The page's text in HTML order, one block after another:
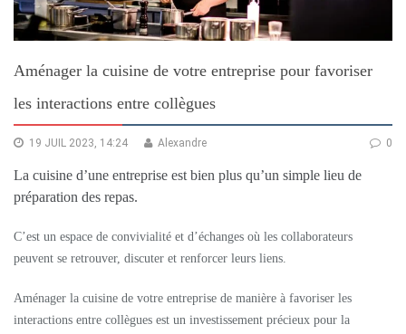
Aménager la cuisine de votre entreprise pour favoriser
les interactions entre collègues
19 JUIL 2023, 14:24 0
Alexandre
La cuisine d’une entreprise est bien plus qu’un simple lieu de
préparation des repas.
C’est un espace de convivialité et d’échanges où les collaborateurs
peuvent se retrouver, discuter et renforcer leurs liens.
Aménager la cuisine de votre entreprise de manière à favoriser les
interactions entre collègues est un investissement précieux pour la